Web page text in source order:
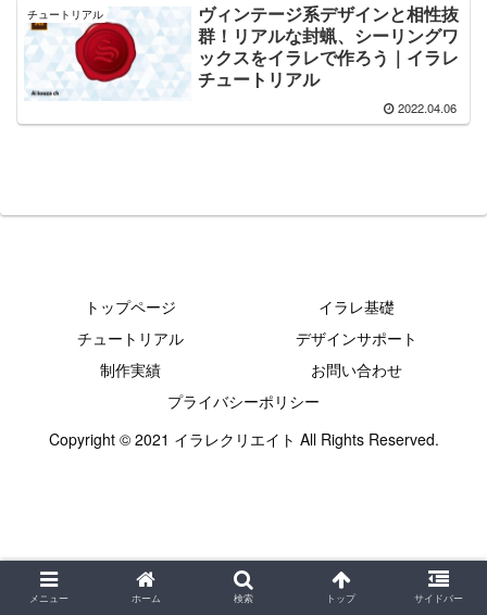
チュートリアル
ヴィンテージ系デザインと相性抜
群！リアルな封蝋、シーリングワ
ックスをイラレで作ろう｜イラレ
チュートリアル
2022.04.06
トップページ
イラレ基礎
チュートリアル
デザインサポート
制作実績
お問い合わせ
プライバシーポリシー
Copyright © 2021 イラレクリエイト All Rights Reserved.
メニュー ホーム 検索 トップ サイドバー